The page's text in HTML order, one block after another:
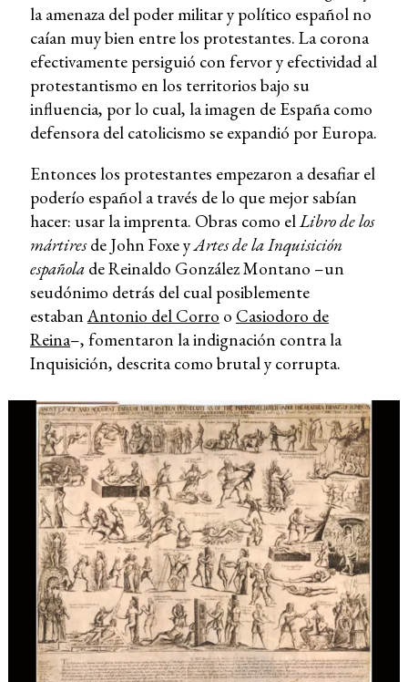
la amenaza del poder militar y político español no
caían muy bien entre los protestantes. La corona
efectivamente persiguió con fervor y efectividad al
protestantismo en los territorios bajo su
influencia, por lo cual, la imagen de España como
defensora del catolicismo se expandió por Europa.
Entonces los protestantes empezaron a desafiar el
poderío español a través de lo que mejor sabían
hacer: usar la imprenta. Obras como elLibro de los
mártiresde John Foxe yArtes de la Inquisición
españolade Reinaldo González Montano –un
seudónimo detrás del cual posiblemente
estabanAntonio del Corro o Casiodoro de
Reina–, fomentaron la indignación contra la
Inquisición, descrita como brutal y corrupta.